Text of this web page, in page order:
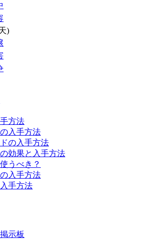
)
方法
入手方法
の入手方法
効果と入手方法
うべき？
入手方法
手方法
示板